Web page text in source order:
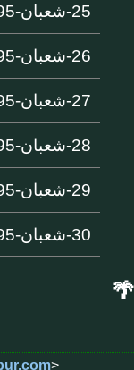
25-شعبان-1295
26-شعبان-1295
27-شعبان-1295
28-شعبان-1295
29-شعبان-1295
30-شعبان-1295
🌴
>